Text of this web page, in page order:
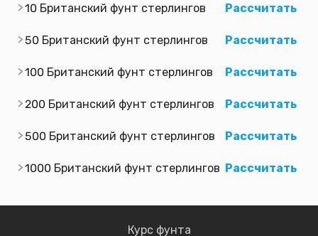
10 Британский фунт стерлингов Рассчитать
50 Британский фунт стерлингов Рассчитать
100 Британский фунт стерлингов Рассчитать
200 Британский фунт стерлингов Рассчитать
500 Британский фунт стерлингов Рассчитать
1000 Британский фунт стерлингов Рассчитать
Курс фунта